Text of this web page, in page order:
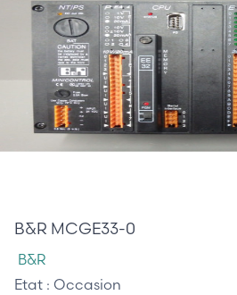
B&R MCGE33-0
B&R
Etat : Occasion